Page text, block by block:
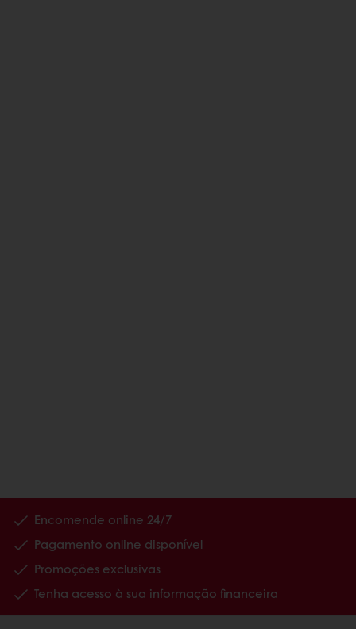
Encomende online 24/7
Pagamento online disponível
Promoções exclusivas
Tenha acesso à sua informação financeira